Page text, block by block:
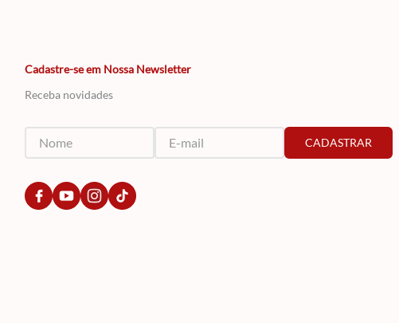
Cadastre-se em Nossa Newsletter
Receba novidades
CADASTRAR